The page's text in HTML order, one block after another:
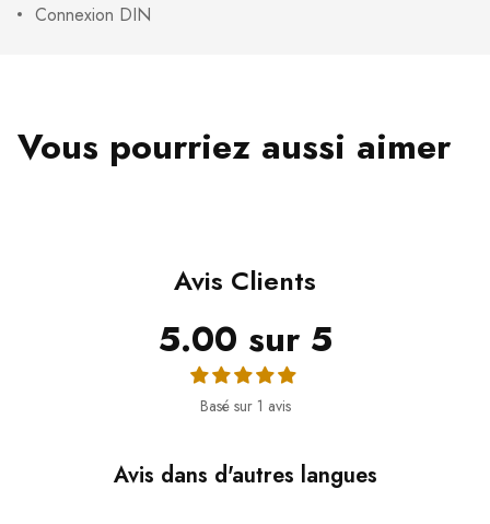
Connexion DIN
Vous pourriez aussi aimer
Avis Clients
5.00 sur 5
Basé sur 1 avis
Avis dans d'autres langues